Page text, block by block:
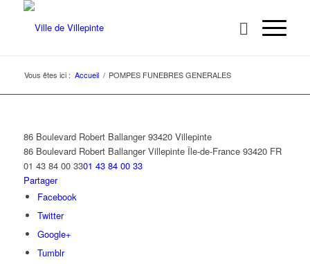
Vous êtes ici : Accueil / POMPES FUNEBRES GENERALES
86 Boulevard Robert Ballanger 93420 Villepinte
86 Boulevard Robert Ballanger Villepinte Île-de-France 93420 FR
01 43 84 00 3301 43 84 00 33
Partager
Facebook
Twitter
Google+
Tumblr